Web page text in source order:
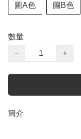
圖A色 圖B色
數量
−
+
簡介